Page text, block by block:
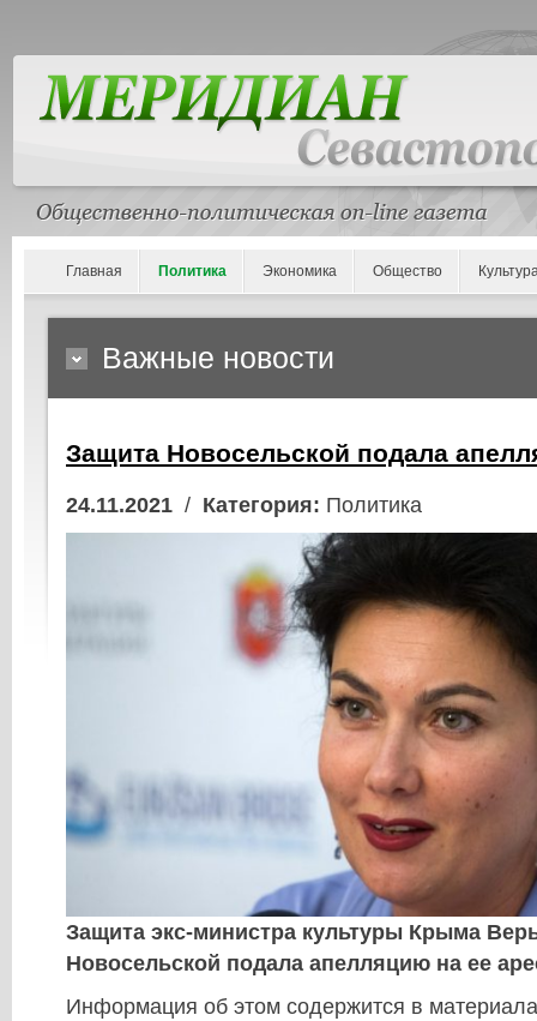
Главная Политика Экономика Общество
Важные новости
Защита Новосельской подала
24.11.2021 / Категория: Политика
Защита экс-министра культуры Крыма
Новосельской подала апелляцию на ее
Информация об этом содержится в